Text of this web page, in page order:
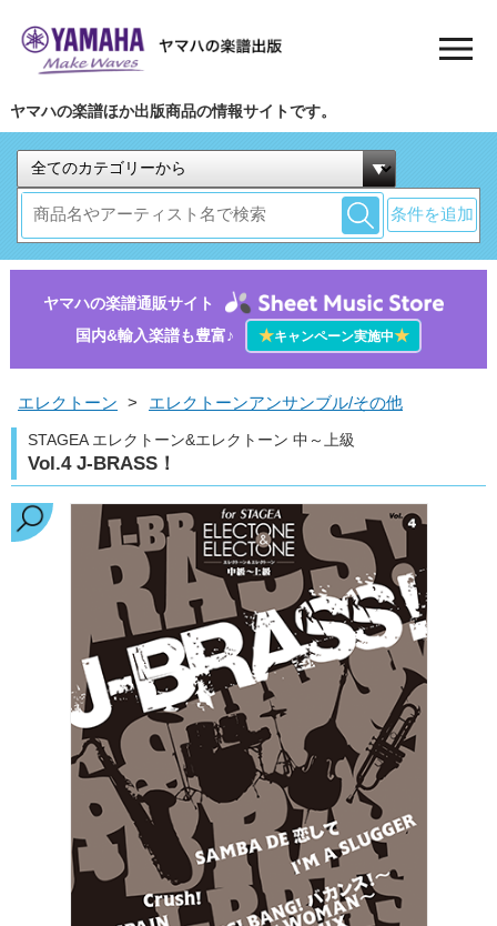
ヤマハの楽譜ほか出版商品の情報サイトです。
条件を追加
ヤマハの楽譜通販サイト
国内&輸入楽譜も豊富♪
★キャンペーン実施中★
エレクトーン > エレクトーンアンサンブル/その他
STAGEA エレクトーン&エレクトーン 中～上級
Vol.4 J-BRASS！